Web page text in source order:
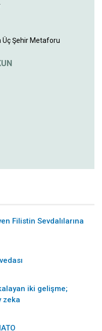
Üç Şehir Metaforu
Filistin Sevdalılarına
iki gelişme;
zeka